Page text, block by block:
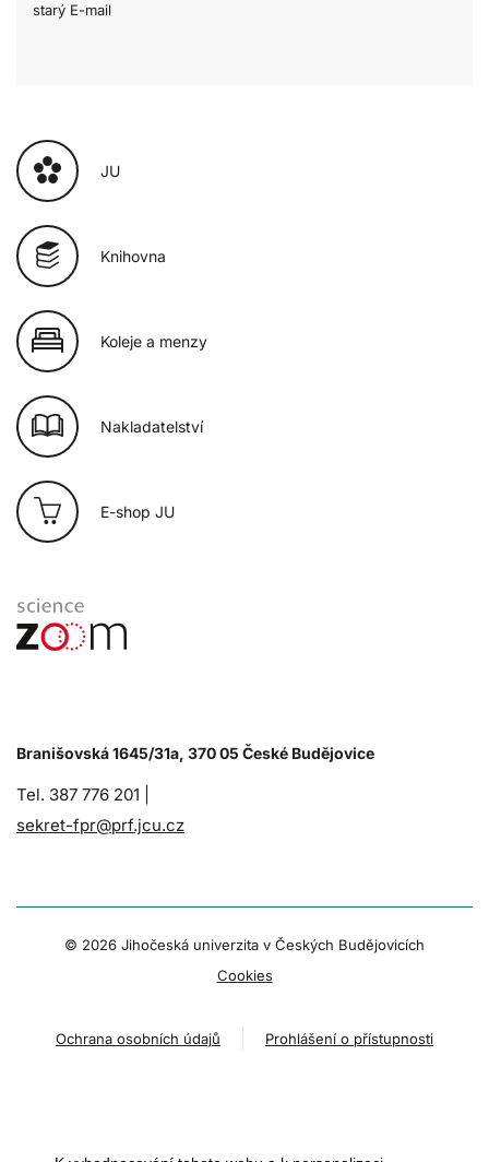
starý E-mail
JU
Knihovna
Koleje a menzy
Nakladatelství
E-shop JU
Branišovská 1645/31a, 370 05 České Budějovice
Tel. 387 776 201 |
sekret-fpr@prf.jcu.cz
© 2026 Jihočeská univerzita v Českých Budějovicích
Cookies
Ochrana osobních údajů Prohlášení o přístupnosti